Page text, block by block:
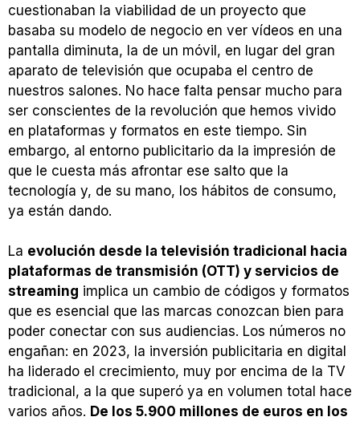
cuestionaban la viabilidad de un proyecto que
basaba su modelo de negocio en ver vídeos en una
pantalla diminuta, la de un móvil, en lugar del gran
aparato de televisión que ocupaba el centro de
nuestros salones. No hace falta pensar mucho para
ser conscientes de la revolución que hemos vivido
en plataformas y formatos en este tiempo. Sin
embargo, al entorno publicitario da la impresión de
que le cuesta más afrontar ese salto que la
tecnología y, de su mano, los hábitos de consumo,
ya están dando.
La evolución desde la televisión tradicional hacia
plataformas de transmisión (OTT) y servicios de
streaming implica un cambio de códigos y formatos
que es esencial que las marcas conozcan bien para
poder conectar con sus audiencias. Los números no
engañan: en 2023, la inversión publicitaria en digital
ha liderado el crecimiento, muy por encima de la TV
tradicional, a la que superó ya en volumen total hace
varios años. De los 5.900 millones de euros en los